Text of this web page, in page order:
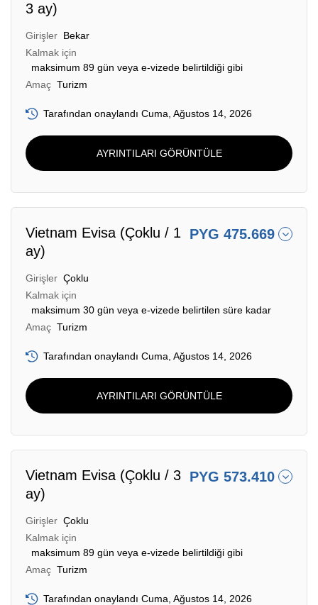
3 ay)
Girişler Bekar
Kalmak için
maksimum 89 gün veya e-vizede belirtildiği gibi
Amaç Turizm
Tarafından onaylandı Cuma, Ağustos 14, 2026
AYRINTILARI GÖRÜNTÜLE
Vietnam Evisa (Çoklu / 1
ay)
PYG 475.669
Girişler Çoklu
Kalmak için
maksimum 30 gün veya e-vizede belirtilen süre kadar
Amaç Turizm
Tarafından onaylandı Cuma, Ağustos 14, 2026
AYRINTILARI GÖRÜNTÜLE
Vietnam Evisa (Çoklu / 3
ay)
PYG 573.410
Girişler Çoklu
Kalmak için
maksimum 89 gün veya e-vizede belirtildiği gibi
Amaç Turizm
Tarafından onaylandı Cuma, Ağustos 14, 2026